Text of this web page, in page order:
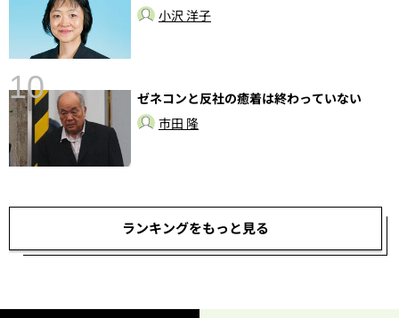
小沢 洋子
10
ゼネコンと反社の癒着は終わっていない
市田 隆
ランキングをもっと見る